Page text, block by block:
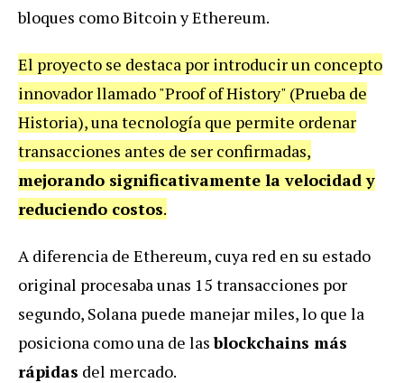
bloques como Bitcoin y Ethereum.
El proyecto se destaca por introducir un concepto
innovador llamado "Proof of History" (Prueba de
Historia), una tecnología que permite ordenar
transacciones antes de ser confirmadas,
mejorando significativamente la velocidad y
reduciendo costos.
A diferencia de Ethereum, cuya red en su estado
original procesaba unas 15 transacciones por
segundo, Solana puede manejar miles, lo que la
posiciona como una de lasblockchains más
rápidas del mercado.